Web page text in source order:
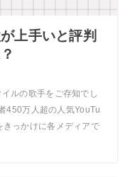
上手いと評判
ルの歌手をご存知でし
450万人超の人気YouTu
きっかけに各メディアで